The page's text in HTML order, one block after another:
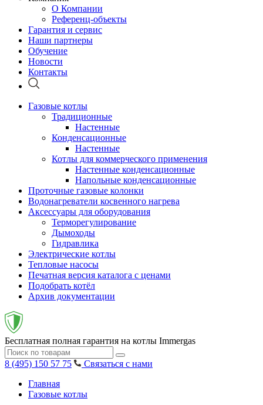
О Компании
Референц-объекты
Гарантия и сервис
Наши партнеры
Обучение
Новости
Контакты
Газовые котлы
Традиционные
Настенные
Конденсационные
Настенные
Котлы для коммерческого применения
Настенные конденсационные
Напольные конденсационные
Проточные газовые колонки
Водонагреватели косвенного нагрева
Аксессуары для оборудования
Терморегулирование
Дымоходы
Гидравлика
Электрические котлы
Тепловые насосы
Печатная версия каталога с ценами
Подобрать котёл
Архив документации
Бесплатная полная гарантия на котлы Immergas
8 (495) 150 57 75
Связаться с нами
Главная
Газовые котлы